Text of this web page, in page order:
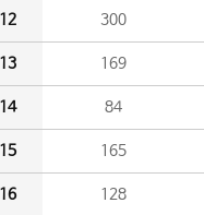
12 300
13 169
14 84
15 165
16 128